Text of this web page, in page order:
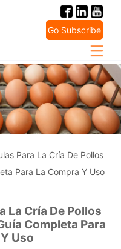
Go Subscribe
Para La Cría De Pollos
Para La Compra Y Uso
La Cría De Pollos
Completa Para
Uso